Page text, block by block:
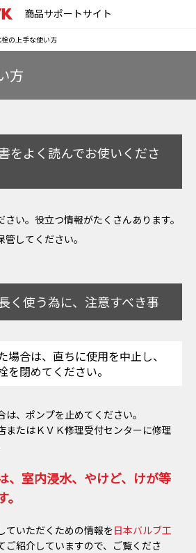
商品サポートサイト
の上手な使い方
方
をよく読んでお使いくださ
い。役立つ情報がたくさんあります。
してください。
く使う為に、注意すべき事
場合は、直ちに使用を中止し、
を閉めてください。
、ポンプを止めてください。
またはＫＶＫ修理受付センターに修理
、室内浸水、やけど、けが等
ていただくための情報を日本バルブ工
ご紹介していますので、ご覧くださ